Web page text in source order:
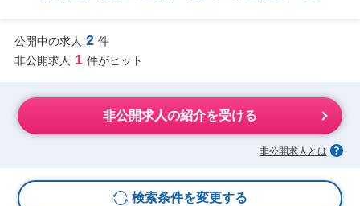
公開中の求人 2 件
非公開求人 1 件がヒット
非公開求人の紹介を受ける
非公開求人とは
検索条件を変更する